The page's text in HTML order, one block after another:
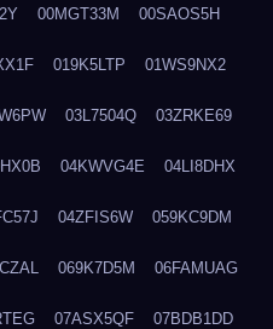
00MGT33M 00SAOS5H
019K5LTP 01WS9NX2
03L7504Q 03ZRKE69
04KWVG4E 04LI8DHX
04ZFIS6W 059KC9DM
069K7D5M 06FAMUAG
07ASX5QF 07BDB1DD